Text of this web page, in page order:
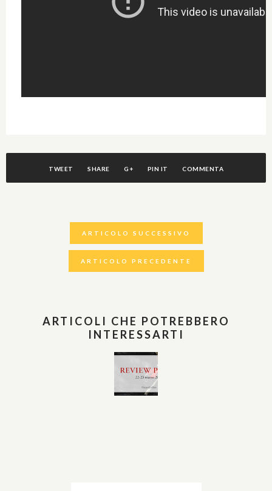
TWEET SHARE G+ PIN IT COMMENTA
ARTICOLO SUCCESSIVO
ARTICOLO PRECEDENTE
ARTICOLI CHE POTREBBERO
INTERESSARTI